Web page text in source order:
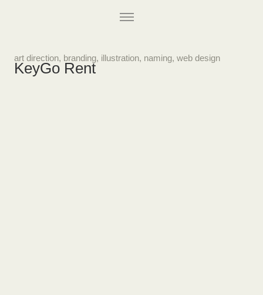
art direction, branding, illustration, naming, web design
KeyGo Rent